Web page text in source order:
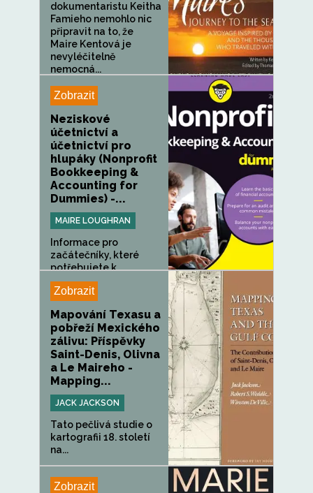
dokumentaristu Keitha
Famieho nemohlo nic
připravit na to, že
Maire Kentová je
nevyléčitelně
nemocná...
Zobrazit
Neziskové
účetnictví a
účetnictví pro
hlupáky (Nonprofit
Bookkeeping &
Accounting for
Dummies) -...
MAIRE LOUGHRAN
Informace pro
začátečníky, které
potřebujete k...
Zobrazit
Mapování Texasu a
pobřeží Mexického
zálivu: Příspěvky
Saint-Denis, Olivna
a Le Maireho -
Mapping...
JACK JACKSON
Tato pečlivá studie o
kartografii 18. století
na...
Zobrazit